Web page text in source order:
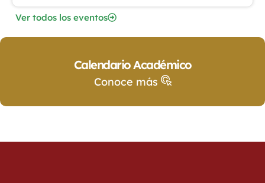
Ver todos los eventos
Calendario Académico
Conoce más